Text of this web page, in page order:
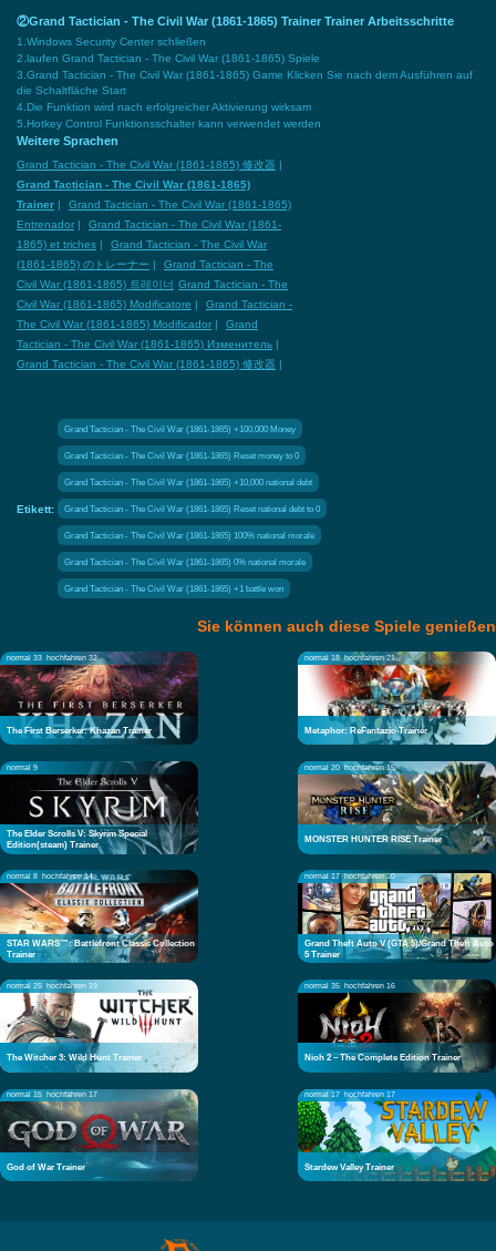
②Grand Tactician - The Civil War (1861-1865) Trainer Trainer Arbeitsschritte
1.Windows Security Center schließen
2.laufen Grand Tactician - The Civil War (1861-1865) Spiele
3.Grand Tactician - The Civil War (1861-1865) Game Klicken Sie nach dem Ausführen auf
die Schaltfläche Start
4.Die Funktion wird nach erfolgreicher Aktivierung wirksam
5.Hotkey Control Funktionsschalter kann verwendet werden
Weitere Sprachen
Grand Tactician - The Civil War (1861-1865) 修改器 |
Grand Tactician - The Civil War (1861-1865)
Trainer |
Grand Tactician - The Civil War (1861-1865)
Entrenador |
Grand Tactician - The Civil War (1861-
1865) et triches |
Grand Tactician - The Civil War
(1861-1865) のトレーナー |
Grand Tactician - The
Civil War (1861-1865) 트레이너 Grand Tactician - The
Civil War (1861-1865) Modificatore |
Grand Tactician -
The Civil War (1861-1865) Modificador |
Grand
Tactician - The Civil War (1861-1865) Изменитель |
Grand Tactician - The Civil War (1861-1865) 修改器 |
Etikett:
Grand Tactician - The Civil War (1861-1865) +100,000 Money
Grand Tactician - The Civil War (1861-1865) Reset money to 0
Grand Tactician - The Civil War (1861-1865) +10,000 national debt
Grand Tactician - The Civil War (1861-1865) Reset national debt to 0
Grand Tactician - The Civil War (1861-1865) 100% national morale
Grand Tactician - The Civil War (1861-1865) 0% national morale
Grand Tactician - The Civil War (1861-1865) +1 battle won
Sie können auch diese Spiele genießen
normal 33 hochfahren 32
The First Berserker: Khazan Trainer
normal 18 hochfahren 21
Metaphor: ReFantazio Trainer
normal 9
The Elder Scrolls V: Skyrim Special
Edition(steam) Trainer
normal 20 hochfahren 15
MONSTER HUNTER RISE Trainer
normal 8 hochfahren 14
STAR WARS™: Battlefront Classic Collection
Trainer
normal 17 hochfahren 10
Grand Theft Auto V (GTA 5)/Grand Theft Auto
5 Trainer
normal 25 hochfahren 19
The Witcher 3: Wild Hunt Trainer
normal 35 hochfahren 16
Nioh 2 – The Complete Edition Trainer
normal 15 hochfahren 17
God of War Trainer
normal 17 hochfahren 17
Stardew Valley Trainer